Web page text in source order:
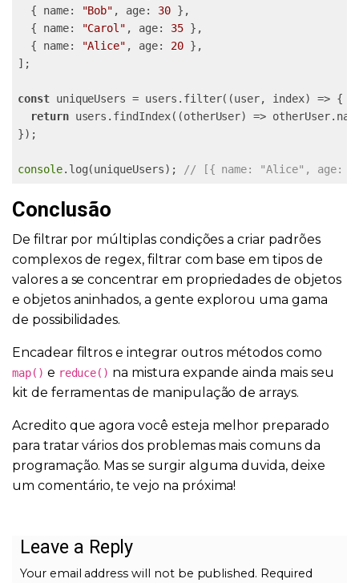
  { name:
"Bob" , age: 30 },
  { name:
"Carol" , age: 35 },
  { name:
"Alice" , age: 20 },
];
const uniqueUsers = users.filter((user, index) => {
return users.findIndex((otherUser) =>
});
console.log(uniqueUsers); // [{ name: "Alice", age:
Conclusão
De filtrar por múltiplas condições a criar padrões
complexos de regex, filtrar com base em tipos de
valores a se concentrar em propriedades de objetos
e objetos aninhados, a gente explorou uma gama
de possibilidades.
Encadear filtros e integrar outros métodos como
map() e reduce() na mistura expande ainda mais seu
kit de ferramentas de manipulação de arrays.
Acredito que agora você esteja melhor preparado
para tratar vários dos problemas mais comuns da
programação. Mas se surgir alguma duvida, deixe
um comentário, te vejo na próxima!
Leave a Reply
Your email address will not be published. Required